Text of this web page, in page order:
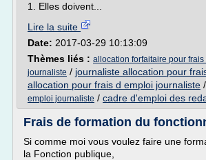
1. Elles doivent...
Lire la suite
Date: 2017-03-29 10:13:09
Thèmes liés : allocation forfaitaire pour frais
journaliste / journaliste allocation pour
allocation pour frais d emploi journaliste /
emploi journaliste / cadre d'emploi des
Frais de formation du
Si comme moi vous voulez faire une
la Fonction publique,